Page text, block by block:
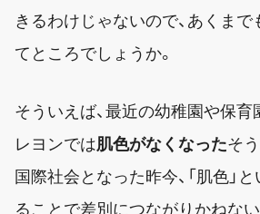
きるわけじゃないので、あくま
てところでしょうか。
そういえば、最近の幼稚園や保育
レヨンでは肌色がなくなったそ
国際社会となった昨今、「肌色」
ることで差別につながりかねない